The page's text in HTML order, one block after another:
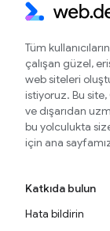
Tüm
çalışan güzel,
web siteleri
istiyoruz. Bu
ve dışarıdan
bu yolculukta
için ana
Katkıda bulun
Hata bildirin